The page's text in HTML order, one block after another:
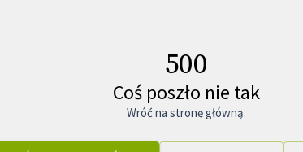
500
Coś poszło nie tak
Wróć na stronę główną.